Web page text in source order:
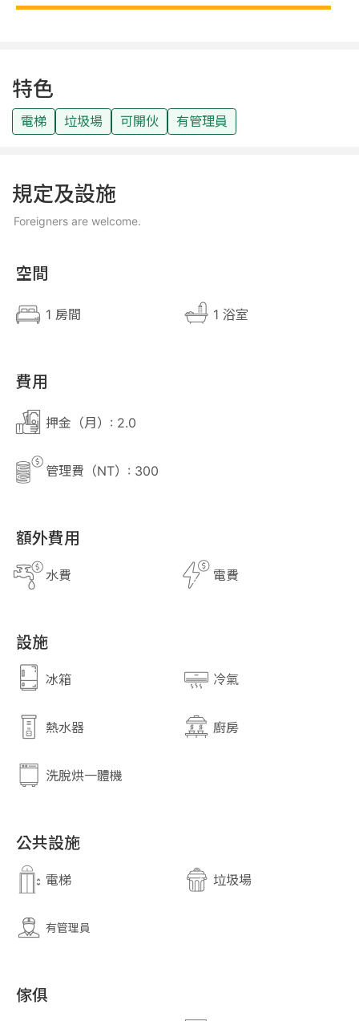
特色
電梯 垃圾場 可開伙 有管理員
規定及設施
Foreigners are welcome.
空間
1 房間 1 浴室
費用
押金（月）: 2.0
管理費（NT）: 300
額外費用
水費 電費
設施
冰箱 冷氣
熱水器 廚房
洗脫烘一體機
公共設施
電梯 垃圾場
有管理員
傢俱